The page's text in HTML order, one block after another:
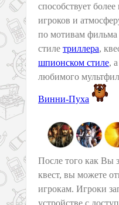
способствует
игроков и
по мотивам
стиле триллера ,
шпионском стиле ,
любимого
Винни-Пуха
После того как Вы
квест, вы можете
игрокам. Игроки
устройстве с